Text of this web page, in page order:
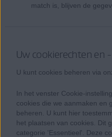
match is, blijven de
Uw cookierechten en
U kunt cookies beheren via
In het venster Cookie-
cookies die we aanmaken en
beheren. U kunt hier
het plaatsen van cookies. Dit
categorie 'Essentieel'. Deze